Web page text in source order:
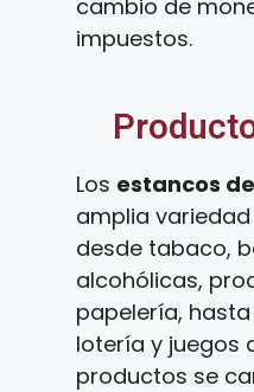
cambio de
impuestos.
Los estancos
amplia
desde tabaco,
alcohólicas,
papelería,
lotería y juegos
productos se